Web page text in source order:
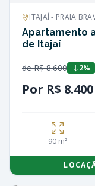
ITAJAÍ - PRAIA
Apartamento
de Itajaí
de R$ 8.600 2%
Por R$ 8.400
90 m²